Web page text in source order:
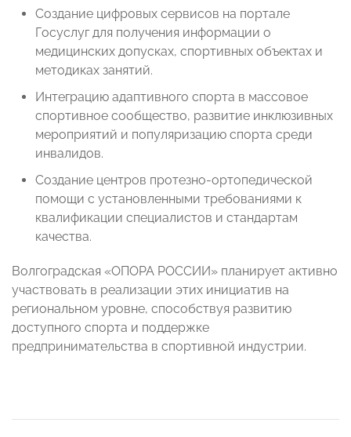
Создание цифровых сервисов на портале
Госуслуг для получения информации о
медицинских допусках, спортивных объектах и
методиках занятий.
Интеграцию адаптивного спорта в массовое
спортивное сообщество, развитие инклюзивных
мероприятий и популяризацию спорта среди
инвалидов.
Создание центров протезно-ортопедической
помощи с установленными требованиями к
квалификации специалистов и стандартам
качества.
Волгоградская «ОПОРА РОССИИ» планирует активно
участвовать в реализации этих инициатив на
региональном уровне, способствуя развитию
доступного спорта и поддержке
предпринимательства в спортивной индустрии.